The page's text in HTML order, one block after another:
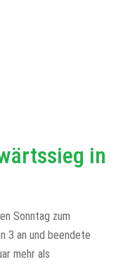
in
Sonntag zum
3 an und beendete
mehr als